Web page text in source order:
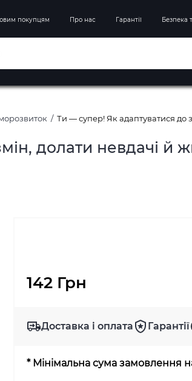
покупцям Про нас Гарантії Безпека
Ти — супер! Як адаптуватися до
долати невдачі й
142 Грн
Доставка і оплата Гарантії
* Мінімальна сума замовлення